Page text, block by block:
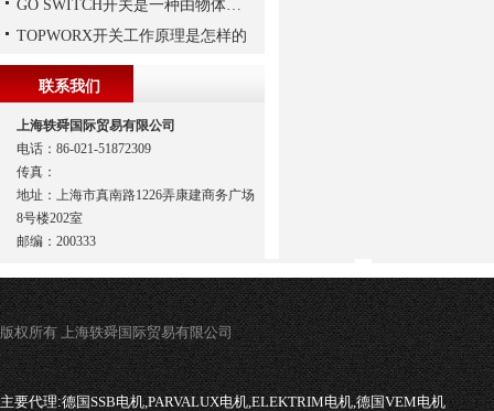
GO SWITCH开关是一种由物体的位移来决定电路通断的开关
TOPWORX开关工作原理是怎样的
联系我们
上海轶舜国际贸易有限公司
电话：86-021-51872309
传真：
地址：上海市真南路1226弄康建商务广场
8号楼202室
邮编：200333
版权所有 上海轶舜国际贸易有限公司
主要代理:德国SSB电机,PARVALUX电机,ELEKTRIM电机,德国VEM电机